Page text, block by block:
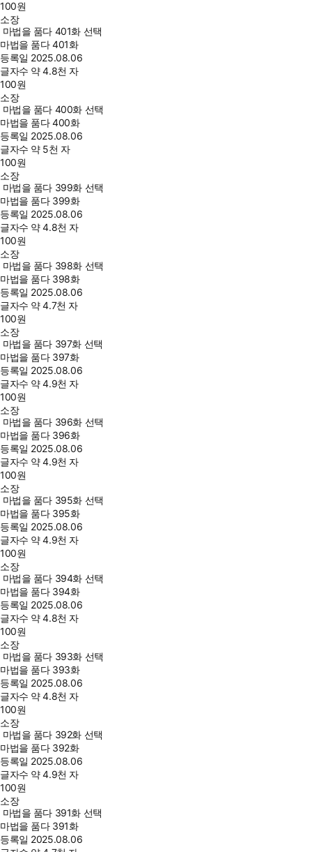
100원
소장
마법을 품다 401화 선택
마법을 품다 401화
등록일 2025.08.06
글자수 약 4.8천 자
100원
소장
마법을 품다 400화 선택
마법을 품다 400화
등록일 2025.08.06
글자수 약 5천 자
100원
소장
마법을 품다 399화 선택
마법을 품다 399화
등록일 2025.08.06
글자수 약 4.8천 자
100원
소장
마법을 품다 398화 선택
마법을 품다 398화
등록일 2025.08.06
글자수 약 4.7천 자
100원
소장
마법을 품다 397화 선택
마법을 품다 397화
등록일 2025.08.06
글자수 약 4.9천 자
100원
소장
마법을 품다 396화 선택
마법을 품다 396화
등록일 2025.08.06
글자수 약 4.9천 자
100원
소장
마법을 품다 395화 선택
마법을 품다 395화
등록일 2025.08.06
글자수 약 4.9천 자
100원
소장
마법을 품다 394화 선택
마법을 품다 394화
등록일 2025.08.06
글자수 약 4.8천 자
100원
소장
마법을 품다 393화 선택
마법을 품다 393화
등록일 2025.08.06
글자수 약 4.8천 자
100원
소장
마법을 품다 392화 선택
마법을 품다 392화
등록일 2025.08.06
글자수 약 4.9천 자
100원
소장
마법을 품다 391화 선택
마법을 품다 391화
등록일 2025.08.06